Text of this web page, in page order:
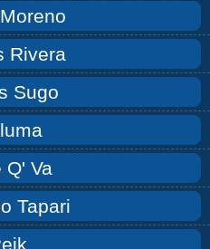
Rivera
Sugo
Q' Va
Tapari